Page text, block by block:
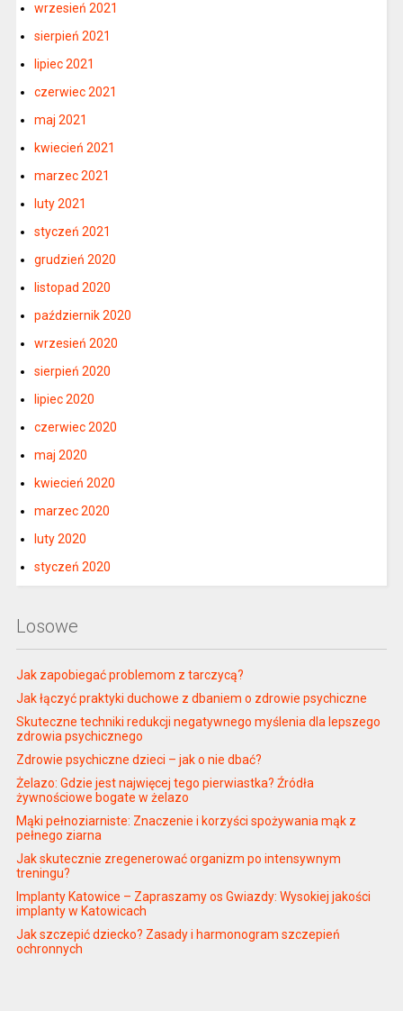
wrzesień 2021
sierpień 2021
lipiec 2021
czerwiec 2021
maj 2021
kwiecień 2021
marzec 2021
luty 2021
styczeń 2021
grudzień 2020
listopad 2020
październik 2020
wrzesień 2020
sierpień 2020
lipiec 2020
czerwiec 2020
maj 2020
kwiecień 2020
marzec 2020
luty 2020
styczeń 2020
Losowe
Jak zapobiegać problemom z tarczycą?
Jak łączyć praktyki duchowe z dbaniem o zdrowie psychiczne
Skuteczne techniki redukcji negatywnego myślenia dla lepszego
zdrowia psychicznego
Zdrowie psychiczne dzieci – jak o nie dbać?
Żelazo: Gdzie jest najwięcej tego pierwiastka? Źródła
żywnościowe bogate w żelazo
Mąki pełnoziarniste: Znaczenie i korzyści spożywania mąk z
pełnego ziarna
Jak skutecznie zregenerować organizm po intensywnym
treningu?
Implanty Katowice – Zapraszamy os Gwiazdy: Wysokiej jakości
implanty w Katowicach
Jak szczepić dziecko? Zasady i harmonogram szczepień
ochronnych